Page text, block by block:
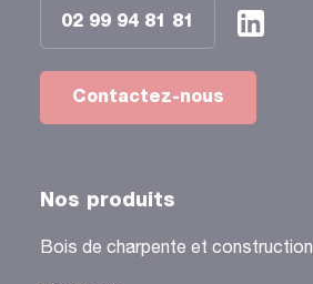
02 99 94 81 81
Contactez-nous
Nos produits
Bois de charpente et construction